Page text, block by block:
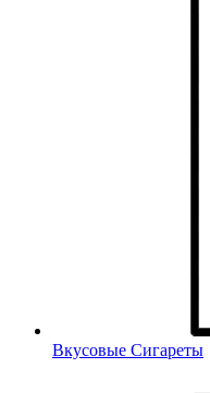
Вкусовые Сигареты